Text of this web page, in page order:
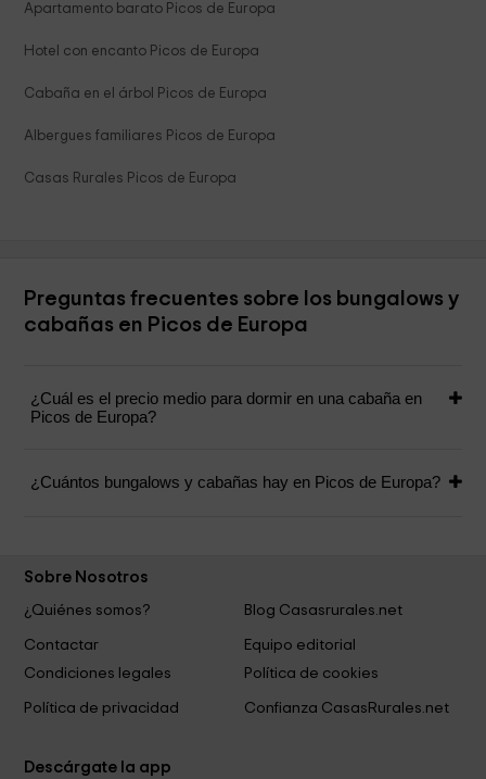
Apartamento barato Picos de Europa
Hotel con encanto Picos de Europa
Cabaña en el árbol Picos de Europa
Albergues familiares Picos de Europa
Casas Rurales Picos de Europa
Preguntas frecuentes sobre los bungalows y
cabañas en Picos de Europa
¿Cuál es el precio medio para dormir en una cabaña en
Picos de Europa?
¿Cuántos bungalows y cabañas hay en Picos de Europa?
Sobre Nosotros
¿Quiénes somos?
Blog Casasrurales.net
Contactar
Equipo editorial
Condiciones legales
Política de cookies
Política de privacidad Confianza CasasRurales.net
Descárgate la app